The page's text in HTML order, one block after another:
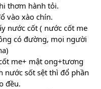
thơm hành tỏi.
vào xào chín.
nước cốt ( nước cốt me
có đường, mọi người
me+ mật ong+tương
nước sốt sệt thì đổ phần
đều.